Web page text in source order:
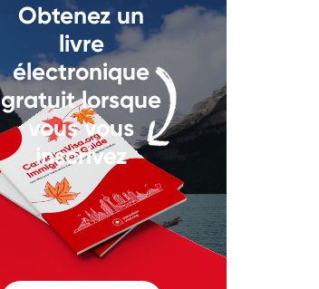
Obtenez un
livre
électronique
gratuit lorsque
vous vous
inscrivez